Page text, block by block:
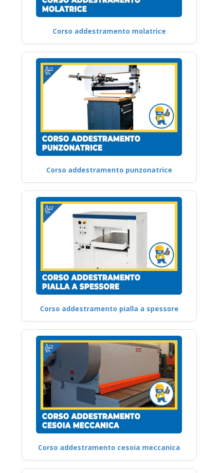
Corso addestramento molatrice
Corso addestramento punzonatrice
Corso addestramento pialla a spessore
Corso addestramento cesoia meccanica